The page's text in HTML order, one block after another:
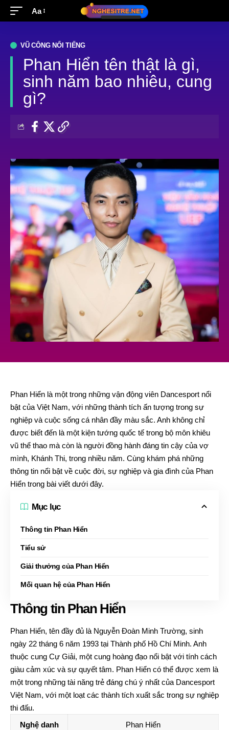
Aa
VŨ CÔNG NỔI TIẾNG
Phan Hiển tên thật là gì,
sinh năm bao nhiêu, cung
gì?
Phan Hiển là một trong những vận động viên Dancesport nổi
bật của Việt Nam, với những thành tích ấn tượng trong sự
nghiệp và cuộc sống cá nhân đầy màu sắc. Anh không chỉ
được biết đến là một kiện tướng quốc tế trong bộ môn khiêu
vũ thể thao mà còn là người đồng hành đáng tin cậy của vợ
mình, Khánh Thi, trong nhiều năm. Cùng khám phá những
thông tin nổi bật về cuộc đời, sự nghiệp và gia đình của Phan
Hiển trong bài viết dưới đây.
Mục lục
Thông tin Phan Hiển
Tiểu sử
Giải thưởng của Phan Hiển
Mối quan hệ của Phan Hiển
Thông tin Phan Hiển
Phan Hiển, tên đầy đủ là Nguyễn Đoàn Minh Trường, sinh
ngày 22 tháng 6 năm 1993 tại Thành phố Hồ Chí Minh. Anh
thuộc cung Cự Giải, một cung hoàng đạo nổi bật với tính cách
giàu cảm xúc và sự quyết tâm. Phan Hiển có thể được xem là
một trong những tài năng trẻ đáng chú ý nhất của Dancesport
Việt Nam, với một loạt các thành tích xuất sắc trong sự nghiệp
thi đấu.
Nghệ danh
Phan Hiển